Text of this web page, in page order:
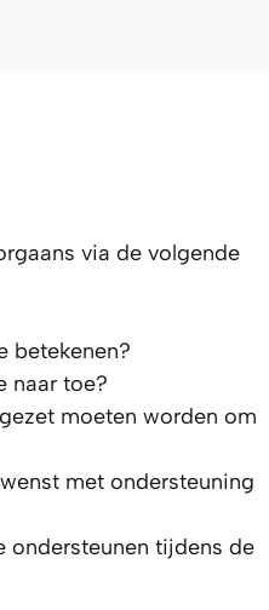
via de volgende
betekenen?
naar toe?
moeten worden om
met ondersteuning
ondersteunen tijdens de